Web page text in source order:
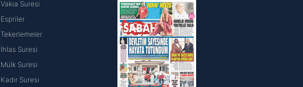
Vakıa Suresi
Espriler
Tekerlemeler
İhlas Suresi
Mülk Suresi
Kadir Suresi